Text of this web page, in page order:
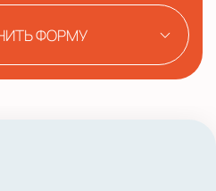
ФОРМУ